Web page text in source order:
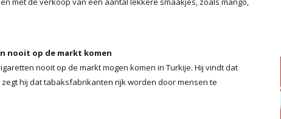
nooit op de markt komen
nooit op de markt mogen komen in Turkije. Hij vindt dat
hij dat tabaksfabrikanten rijk worden door mensen te